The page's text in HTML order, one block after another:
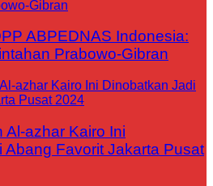
ABPEDNAS Indonesia:
Prabowo-Gibran
Al-azhar Kairo Ini
Abang Favorit Jakarta Pusat